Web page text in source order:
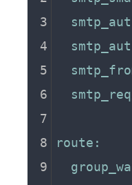
route: